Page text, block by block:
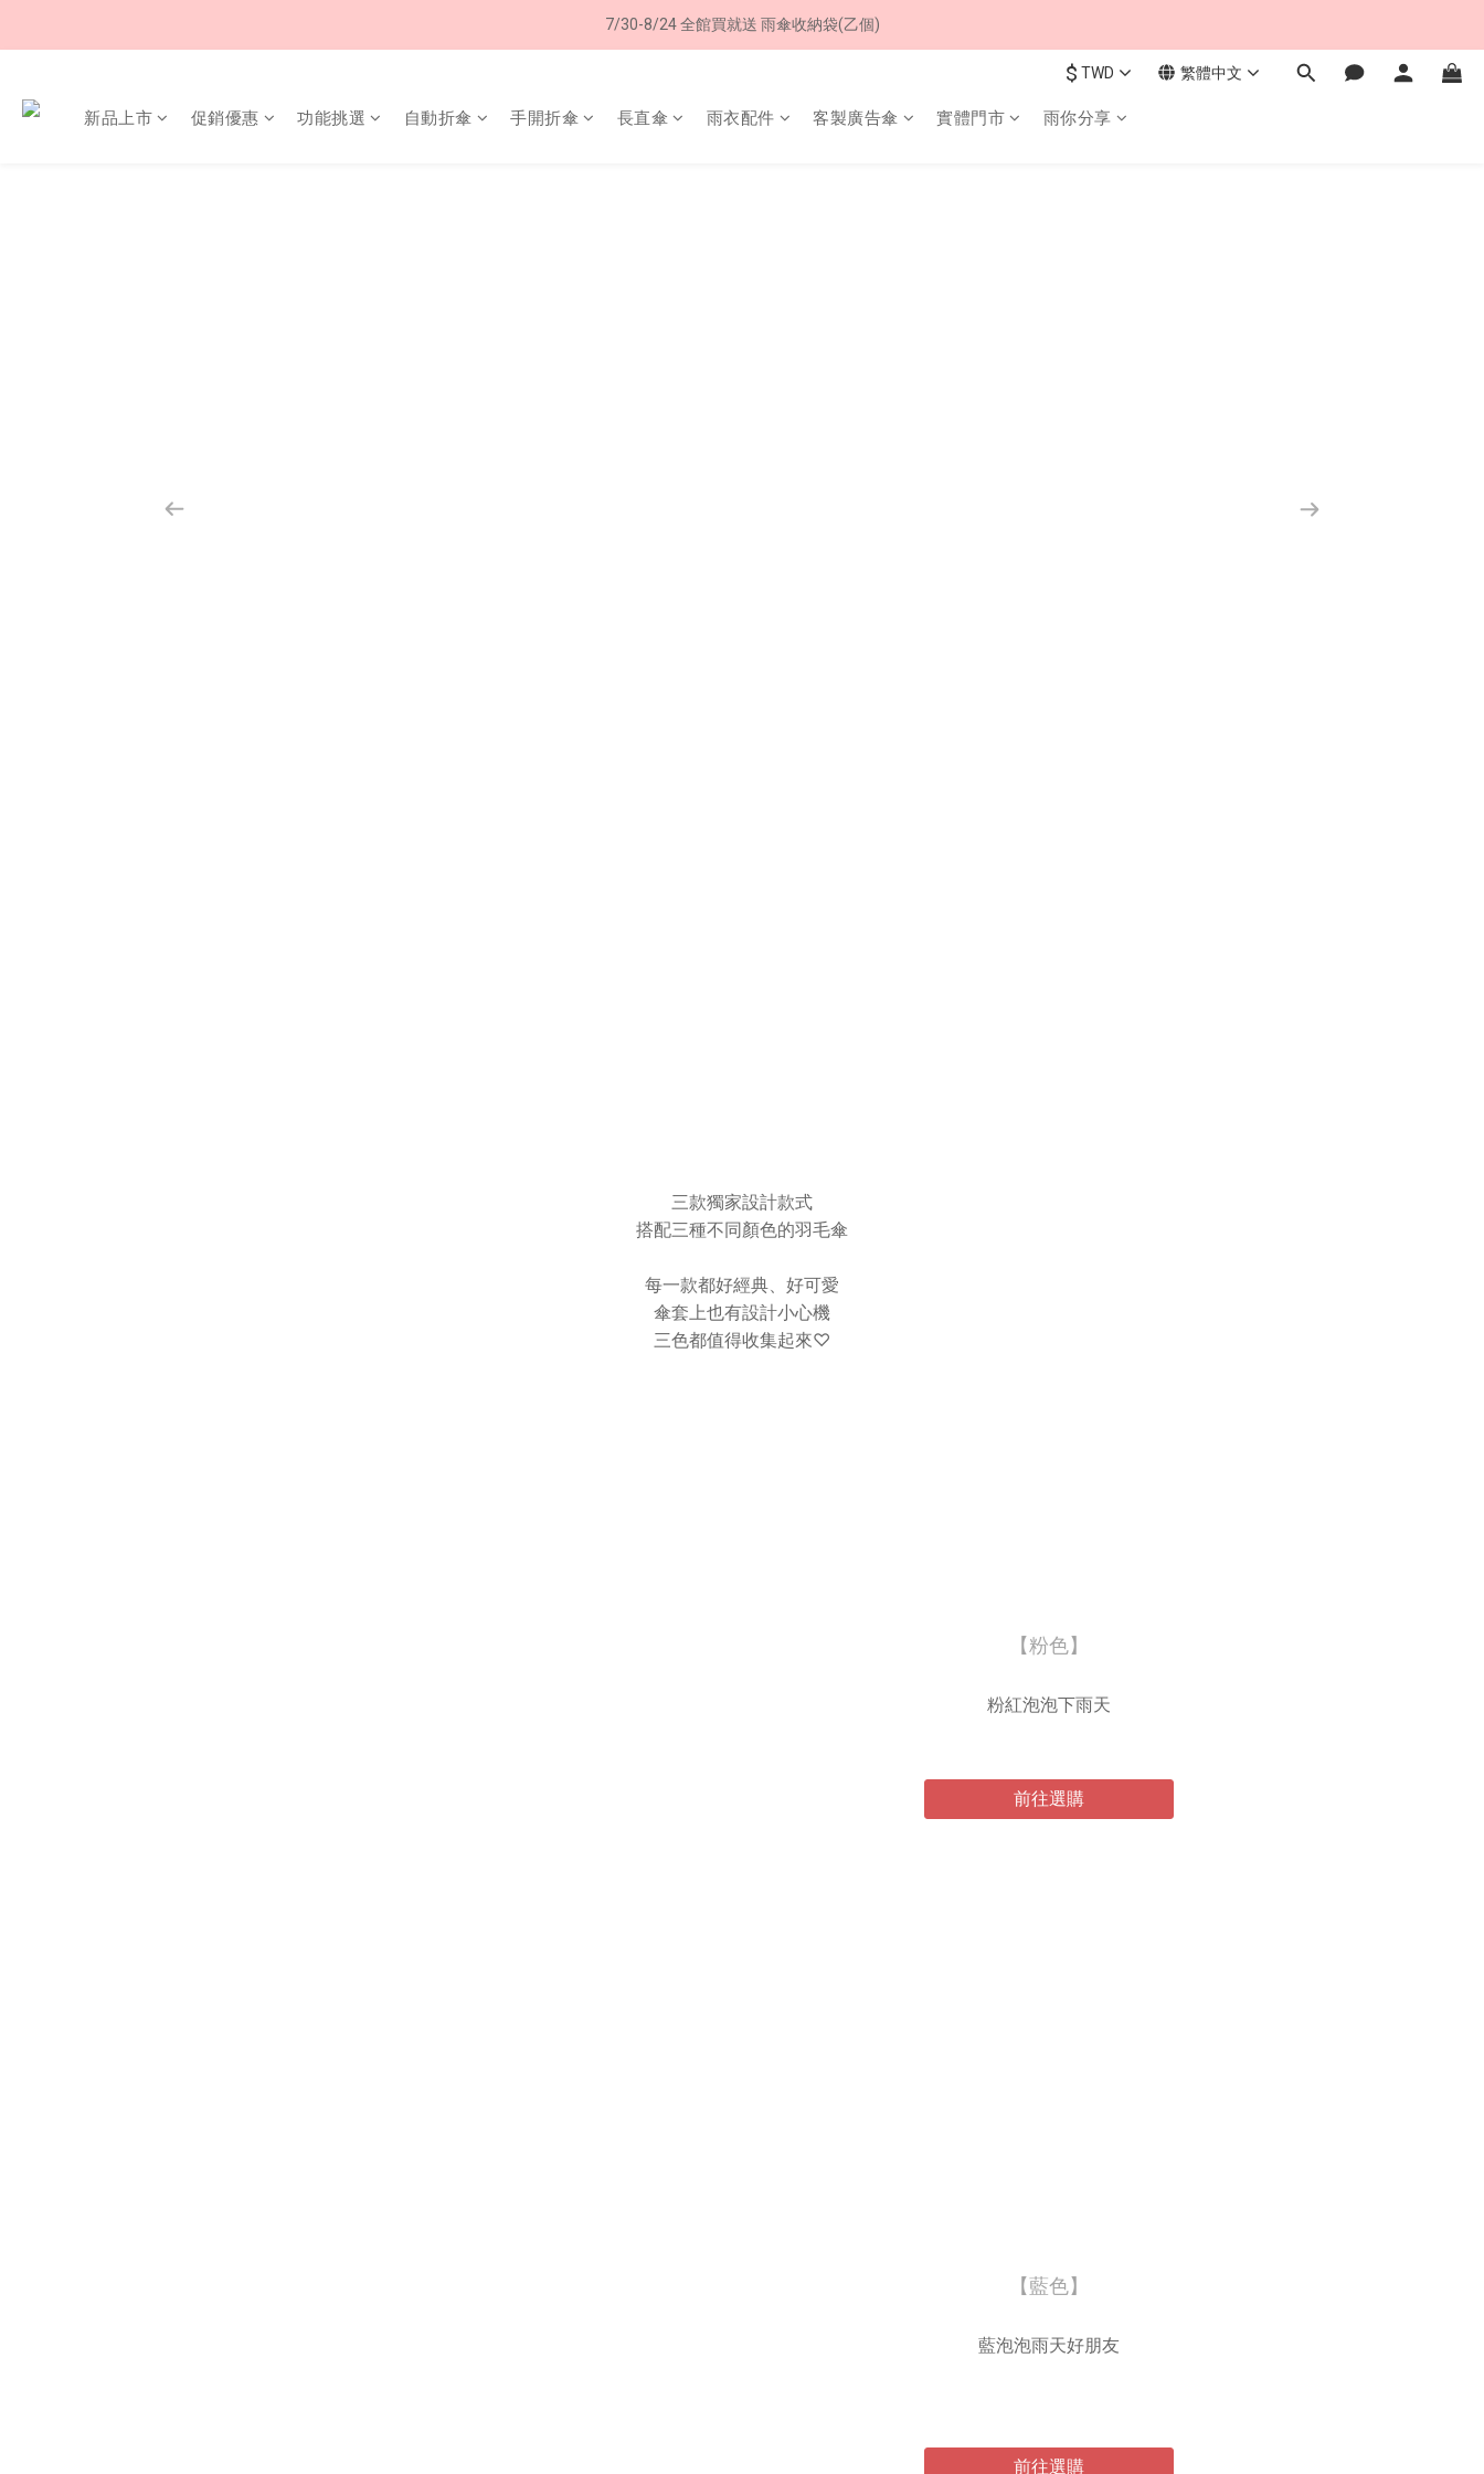
加入LINE好友➤領購物金50元 (現領現用)
7/30-8/24 全館買就送 雨傘收納袋(乙個)
$ TWD 繁體中文
新品上市 促銷優惠 功能挑選 自動折傘 手開折傘 長直傘 雨衣配件 客製廣告傘 實體門市 雨你分享
三款獨家設計款式
搭配三種不同顏色的羽毛傘
每一款都好經典、好可愛
傘套上也有設計小心機
三色都值得收集起來♡
【粉色】
粉紅泡泡下雨天
前往選購
【藍色】
藍泡泡雨天好朋友
前往選購